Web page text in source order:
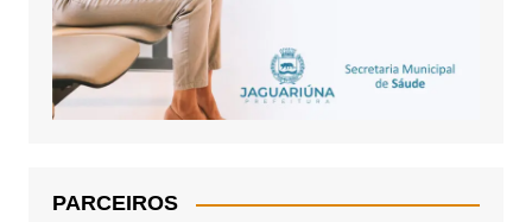
PARCEIROS